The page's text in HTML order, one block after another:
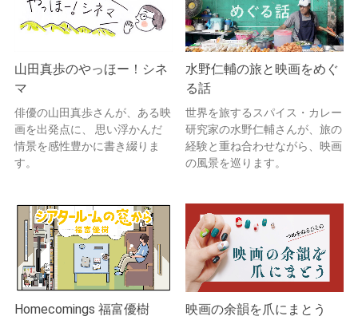
山田真歩のやっほー！シネ
マ
俳優の山田真歩さんが、ある映
画を出発点に、 思い浮かんだ
情景を感性豊かに書き綴りま
す。
水野仁輔の旅と映画をめぐ
る話
世界を旅するスパイス・カレー
研究家の水野仁輔さんが、旅の
経験と重ね合わせながら、映画
の風景を巡ります。
Homecomings 福富優樹
映画の余韻を爪にまとう